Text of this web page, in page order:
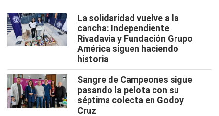
La solidaridad vuelve a la
cancha: Independiente
Rivadavia y Fundación Grupo
América siguen haciendo
historia
Sangre de Campeones sigue
pasando la pelota con su
séptima colecta en Godoy
Cruz